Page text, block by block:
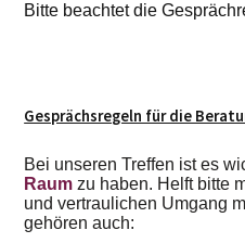
Bitte beachtet die
Gesprächsregeln für die
Bei unseren Treffen ist es
Raum zu haben. Helft bitte
und vertraulichen Umgang
gehören auch: